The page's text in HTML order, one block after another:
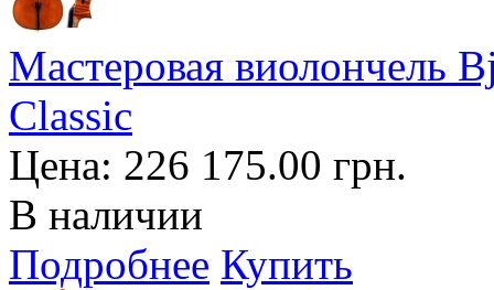
Мастеровая виолончель
Classic
Цена: 226 175.00 грн.
В наличии
Подробнее Купить